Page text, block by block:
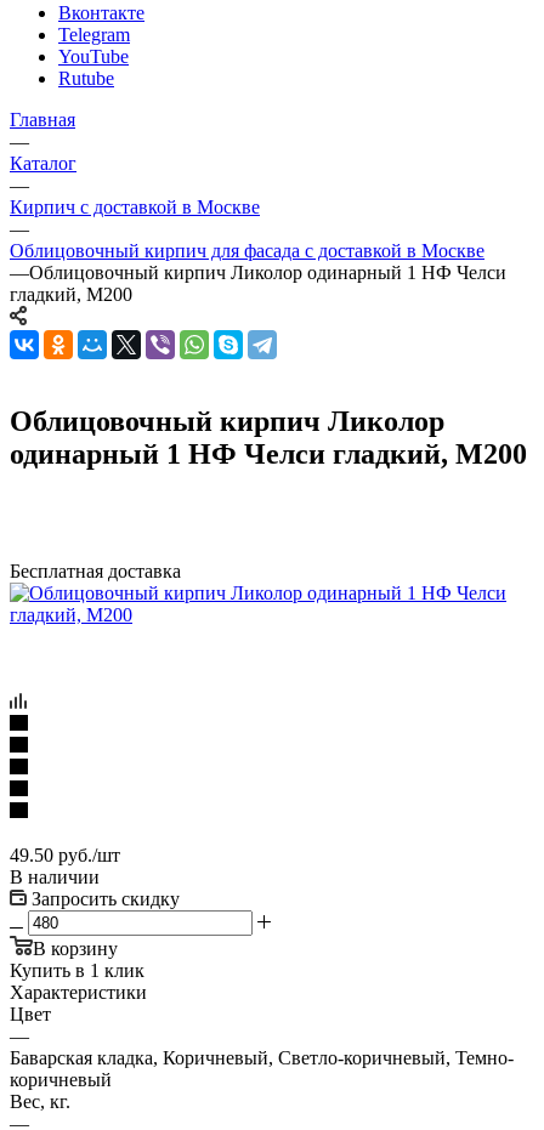
Вконтакте
Telegram
YouTube
Rutube
Главная
—
Каталог
—
Кирпич с доставкой в Москве
—
Облицовочный кирпич для фасада с доставкой в Москве
—Облицовочный кирпич Ликолор одинарный 1 НФ Челси
гладкий, М200
Облицовочный кирпич Ликолор
одинарный 1 НФ Челси гладкий, М200
Бесплатная доставка
49.50 руб./шт
В наличии
Запросить скидку
В корзину
Купить в 1 клик
Характеристики
Цвет
—
Баварская кладка, Коричневый, Светло-коричневый, Темно-
коричневый
Вес, кг.
—